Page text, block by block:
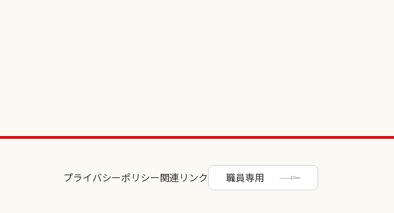
プライバシーポリシー関連リンク 職員専用